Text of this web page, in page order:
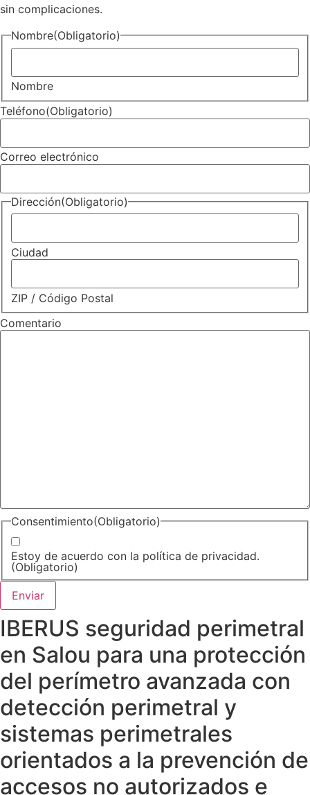
sin complicaciones.
Nombre(Obligatorio)
Nombre
Teléfono(Obligatorio)
Correo electrónico
Dirección(Obligatorio)
Ciudad
ZIP / Código Postal
Comentario
Consentimiento(Obligatorio)
Estoy de acuerdo con la política de privacidad.
(Obligatorio)
IBERUS seguridad perimetral
en Salou para una protección
del perímetro avanzada con
detección perimetral y
sistemas perimetrales
orientados a la prevención de
accesos no autorizados e